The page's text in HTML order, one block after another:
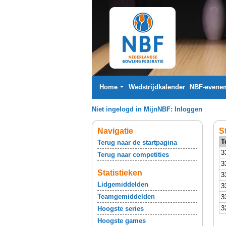
Home Wedstrijdkalender NBF-
Niet ingelogd in MijnNBF: Inloggen
Navigatie
Terug naar de startpagina
Terug naar competities
Statistieken
Lidgemiddelden
Teamgemiddelden
Hoogste series
Hoogste games